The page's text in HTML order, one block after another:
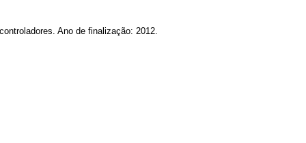
Ano de finalização: 2012.